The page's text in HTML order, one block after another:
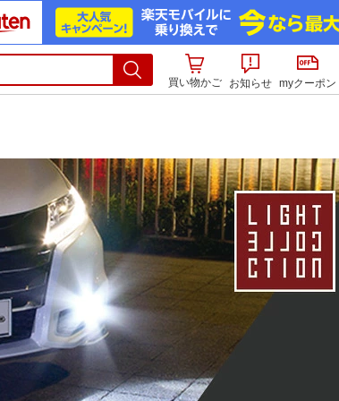
買い物かご お知らせ myクーポン